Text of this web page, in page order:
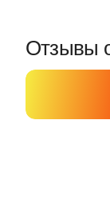
Отзывы